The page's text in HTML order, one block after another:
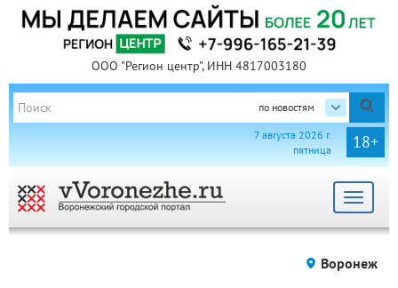
ООО "Регион центр", ИНН 4817003180
по новостям
18+
7 августа 2026 г.
пятница
Toggle
Воронеж